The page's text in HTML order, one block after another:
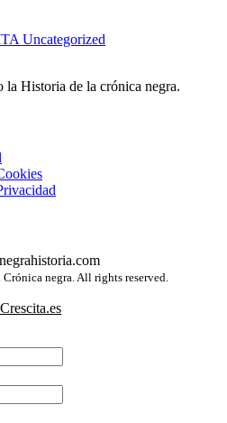
Uncategorized
la Historia de la crónica negra.
negra. All rights reserved.